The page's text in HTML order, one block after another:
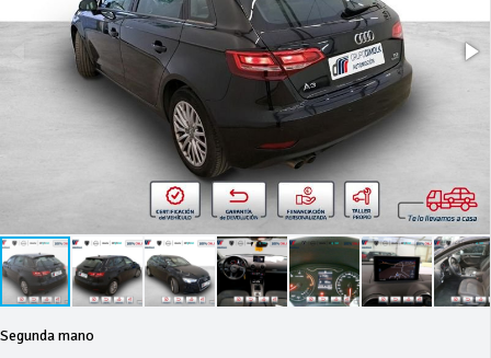
Segunda mano